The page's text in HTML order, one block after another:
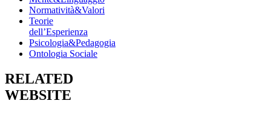
Normatività&Valori
Teorie
dell’Esperienza
Psicologia&Pedagogia
Ontologia Sociale
RELATED
WEBSITE